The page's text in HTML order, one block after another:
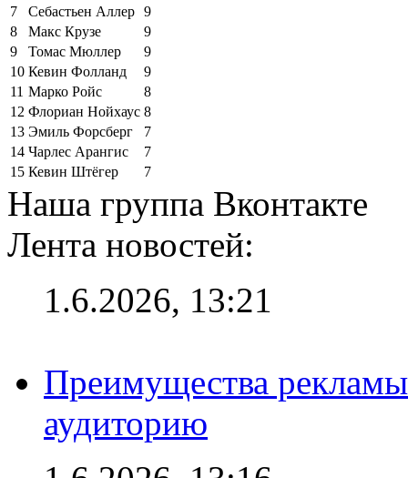
7
Себастьен Аллер 9
8
Макс Крузе
9
9
Томас Мюллер
9
10 Кевин Фолланд
9
11 Марко Ройс
8
12 Флориан Нойхаус 8
13 Эмиль Форсберг
7
14 Чарлес Арангис
7
15 Кевин Штёгер 7
Наша группа Вконтакте
Лента новостей:
1.6.2026, 13:21
Преимущества
аудиторию